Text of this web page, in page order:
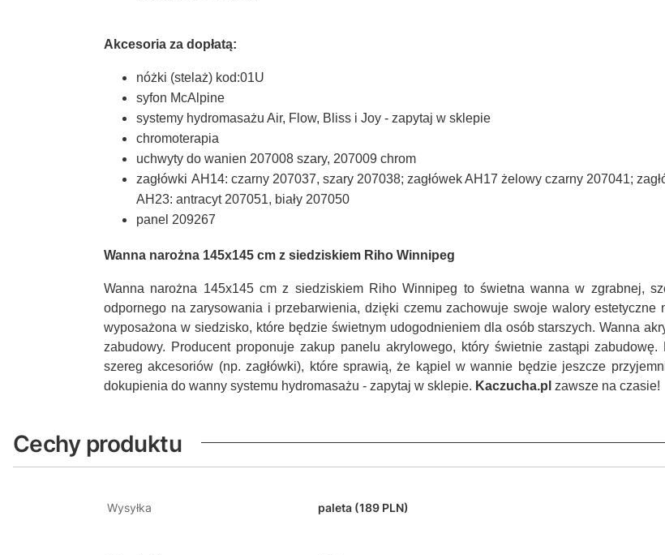
Akcesoria za dopłatą:
nóżki (stelaż) kod:01U
syfon McAlpine
systemy hydromasażu Air, Flow, Bliss i Joy - zapytaj w sklepie
chromoterapia
uchwyty do wanien 207008 szary, 207009 chrom
zagłówki AH14: czarny 207037, szary 207038; zagłówek AH17 żelowy czarny 207041;
AH23: antracyt 207051, biały 207050
panel 209267
Wanna narożna 145x145 cm z siedziskiem Riho Winnipeg
Wanna narożna 145x145 cm z siedziskiem Riho Winnipeg to świetna wanna w zgrabnej,
odpornego na zarysowania i przebarwienia, dzięki czemu zachowuje swoje walory estetyczne
wyposażona w siedzisko, które będzie świetnym udogodnieniem dla osób starszych. Wanna
zabudowy. Producent proponuje zakup panelu akrylowego, który świetnie zastąpi
szereg akcesoriów (np. zagłówki), które sprawią, że kąpiel w wannie będzie jeszcze
dokupienia do wanny systemu hydromasażu - zapytaj w sklepie. Kaczucha.pl zawsze na czasie!
Cechy produktu
Wysyłka paleta (189 PLN)